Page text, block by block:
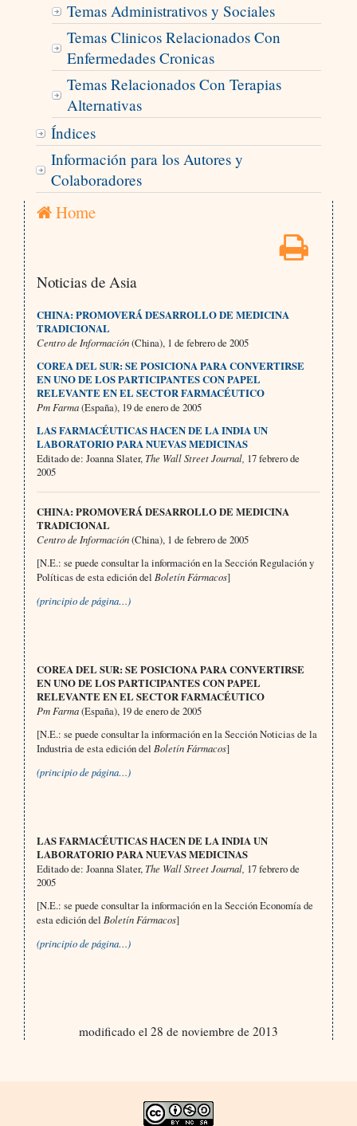
Temas Administrativos y Sociales
Temas Clinicos Relacionados Con
Enfermedades Cronicas
Temas Relacionados Con Terapias
Alternativas
Índices
Información para los Autores y
Colaboradores
Home
Noticias de Asia
CHINA: PROMOVERÁ DESARROLLO DE MEDICINA
TRADICIONAL
Centro de Información(China), 1 de febrero de 2005
COREA DEL SUR: SE POSICIONA PARA CONVERTIRSE
EN UNO DE LOS PARTICIPANTES CON PAPEL
RELEVANTE EN EL SECTOR FARMACÉUTICO
Pm Farma(España), 19 de enero de 2005
LAS FARMACÉUTICAS HACEN DE LA INDIA UN
LABORATORIO PARA NUEVAS MEDICINAS
Editado de: Joanna Slater, The Wall Street Journal, 17 febrero de
2005
CHINA: PROMOVERÁ DESARROLLO DE MEDICINA
TRADICIONAL
Centro de Información(China), 1 de febrero de 2005
[N.E.: se puede consultar la información en la Sección Regulación y
Políticas de esta edición del Boletín Fármacos]
(principio de página…)
COREA DEL SUR: SE POSICIONA PARA CONVERTIRSE
EN UNO DE LOS PARTICIPANTES CON PAPEL
RELEVANTE EN EL SECTOR FARMACÉUTICO
Pm Farma(España), 19 de enero de 2005
[N.E.: se puede consultar la información en la Sección Noticias de la
Industria de esta edición del Boletín Fármacos]
(principio de página…)
LAS FARMACÉUTICAS HACEN DE LA INDIA UN
LABORATORIO PARA NUEVAS MEDICINAS
Editado de: Joanna Slater, The Wall Street Journal, 17 febrero de
2005
[N.E.: se puede consultar la información en la Sección Economía de
esta edición del Boletín Fármacos]
(principio de página…)
modificado el 28 de noviembre de 2013